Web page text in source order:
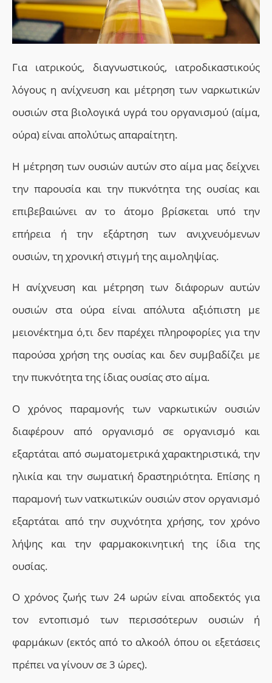
Για ιατρικούς, διαγνωστικούς, ιατροδικαστικούς
λόγους η ανίχνευση και μέτρηση των ναρκωτικών
ουσιών στα βιολογικά υγρά του οργανισμού (αίμα,
ούρα) είναι απολύτως απαραίτητη.
Η μέτρηση των ουσιών αυτών στο αίμα μας δείχνει
την παρουσία και τηνπυκνότητα της ουσίας και
επιβεβαιώνει αν το άτομο βρίσκεται υπό την
επήρεια ή την εξάρτηση των ανιχνευόμενων
ουσιών, τη χρονική στιγμή της αιμοληψίας.
Η ανίχνευση και μέτρηση των διάφορων αυτών
ουσιών στα ούρα είναι απόλυτα αξιόπιστη με
μειονέκτημα ό,τι δεν παρέχει πληροφορίες για την
παρούσα χρήσητης ουσίας και δεν συμβαδίζει με
την πυκνότητα της ίδιας ουσίας στο αίμα.
Ο χρόνος παραμονής των ναρκωτικών ουσιών
διαφέρουν από οργανισμό σε οργανισμό και
εξαρτάται από σωματομετρικά χαρακτηριστικά, την
ηλικία και την σωματική δραστηριότητα. Επίσης η
παραμονή των νατκωτικών ουσιών στον οργανισμό
εξαρτάται από την συχνότητα χρήσης, τον χρόνο
λήψης και την φαρμακοκινητική της ίδια της
ουσίας.
Ο χρόνος ζωής των 24 ωρών είναι αποδεκτός για
τον εντοπισμό των περισσότερων ουσιών ή
φαρμάκων (εκτός από το αλκοόλ όπου οι εξετάσεις
πρέπει να γίνουν σε 3 ώρες).